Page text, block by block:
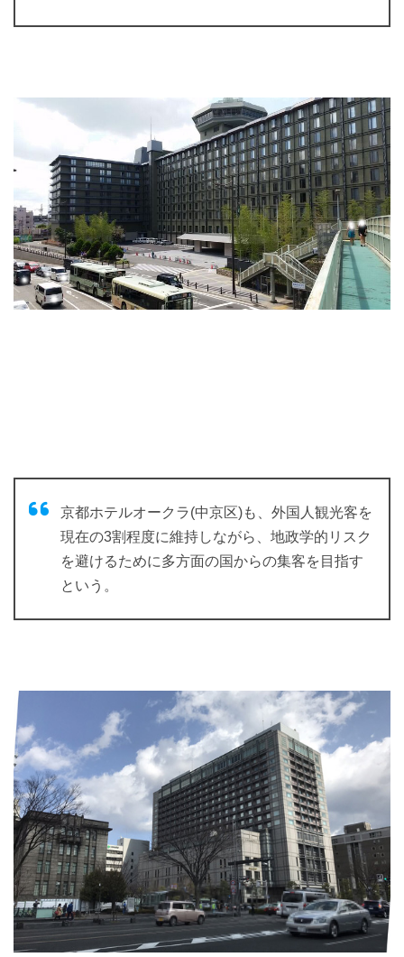
京都ホテルオークラ(中京区)も、外国人観光客を
現在の3割程度に維持しながら、地政学的リスク
を避けるために多方面の国からの集客を目指す
という。